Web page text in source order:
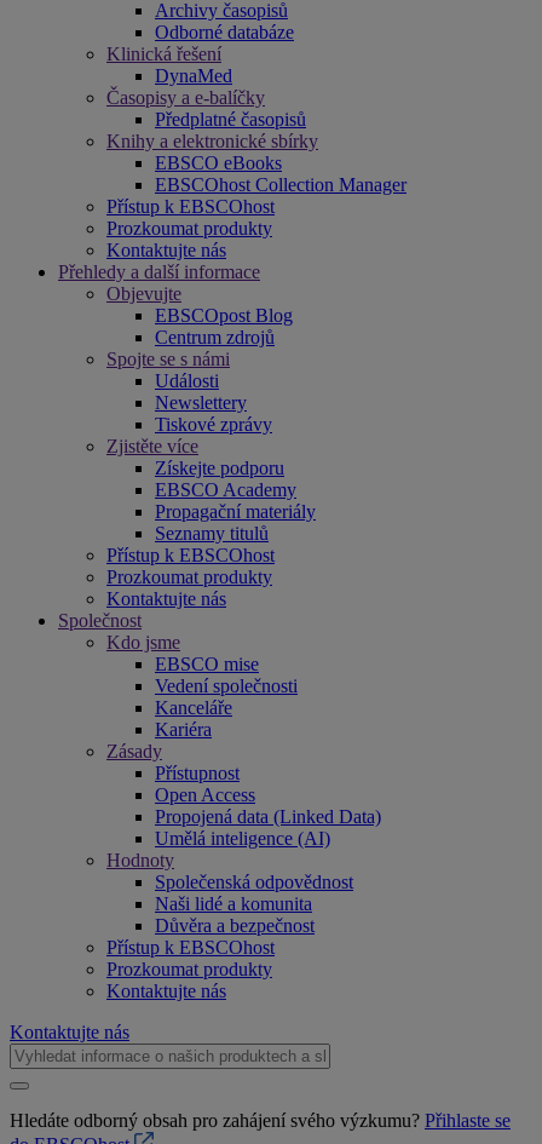
Archivy časopisů
Odborné databáze
Klinická řešení
DynaMed
Časopisy a e-balíčky
Předplatné časopisů
Knihy a elektronické sbírky
EBSCO eBooks
EBSCOhost Collection Manager
Přístup k EBSCOhost
Prozkoumat produkty
Kontaktujte nás
Přehledy a další informace
Objevujte
EBSCOpost Blog
Centrum zdrojů
Spojte se s námi
Události
Newslettery
Tiskové zprávy
Zjistěte více
Získejte podporu
EBSCO Academy
Propagační materiály
Seznamy titulů
Přístup k EBSCOhost
Prozkoumat produkty
Kontaktujte nás
Společnost
Kdo jsme
EBSCO mise
Vedení společnosti
Kanceláře
Kariéra
Zásady
Přístupnost
Open Access
Propojená data (Linked Data)
Umělá inteligence (AI)
Hodnoty
Společenská odpovědnost
Naši lidé a komunita
Důvěra a bezpečnost
Přístup k EBSCOhost
Prozkoumat produkty
Kontaktujte nás
Kontaktujte nás
Hledáte odborný obsah pro zahájení svého výzkumu? Přihlaste se